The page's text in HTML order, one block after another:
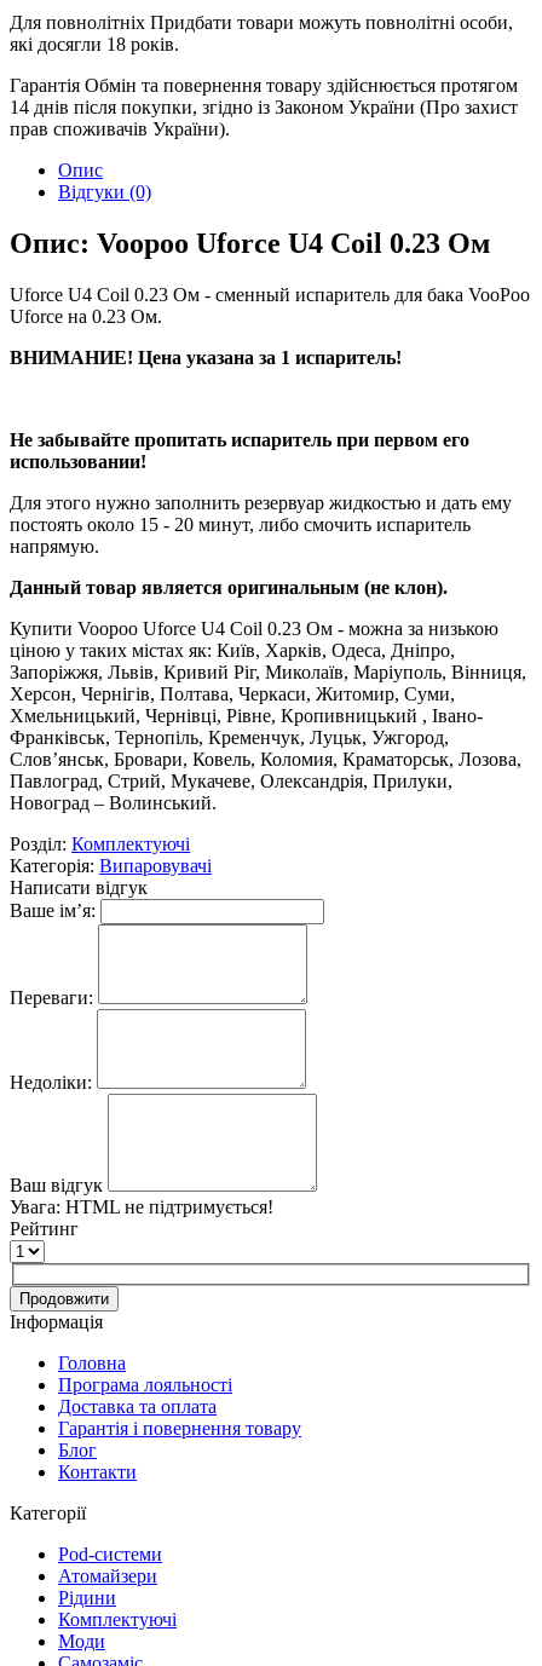
Для повнолітніх Придбати товари можуть повнолітні особи,
які досягли 18 років.
Гарантія Обмін та повернення товару здійснюється протягом
14 днів після покупки, згідно із Законом України (Про захист
прав споживачів України).
Опис
Відгуки (0)
Опис: Voopoo Uforce U4 Coil 0.23 Ом
Uforce U4 Coil 0.23 Ом - сменный испаритель для бака VooPoo
Uforce на 0.23 Ом.
ВНИМАНИЕ! Цена указана за 1 испаритель!​
Не забывайте пропитать испаритель при первом его
использовании!
Для этого нужно заполнить резервуар жидкостью и дать ему
постоять около 15 - 20 минут, либо смочить испаритель
напрямую.
Данный товар является оригинальным (не клон).
Купити Voopoo Uforce U4 Coil 0.23 Ом - можна за низькою
ціною у таких містах як: Київ, Харків, Одеса, Дніпро,
Запоріжжя, Львів, Кривий Ріг, Миколаїв, Маріуполь, Вінниця,
Херсон, Чернігів, Полтава, Черкаси, Житомир, Суми,
Хмельницький, Чернівці, Рівне, Кропивницький , Івано-
Франківськ, Тернопіль, Кременчук, Луцьк, Ужгород,
Слов’янськ, Бровари, Ковель, Коломия, Краматорськ, Лозова,
Павлоград, Стрий, Мукачеве, Олександрія, Прилуки,
Новоград – Волинський.
Розділ: Комплектуючі
Категорія: Випаровувачі
Написати відгук
Ваше ім’я:
Переваги:
Недоліки:
Ваш відгук
Увага: HTML не підтримується!
Рейтинг
Продовжити
Інформація
Головна
Програма лояльності
Доставка та оплата
Гарантія і повернення товару
Блог
Контакти
Категорії
Pod-системи
Атомайзери
Рідини
Комплектуючі
Моди